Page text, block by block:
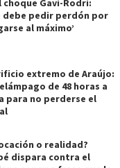
choque Gavi-Rodri:
debe pedir perdón por
al máximo’
extremo de Araújo:
de 48 horas a
para no perderse el
o realidad?
dispara contra el